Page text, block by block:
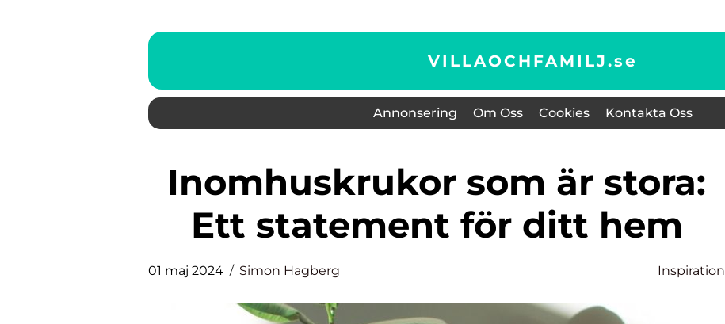
VILLAOCHFAMILJ.se
Annonsering Om Oss Cookies Kontakta Oss
Inomhuskrukor som är stora:
Ett statement för ditt hem
01 maj 2024 Simon Hagberg Inspiration